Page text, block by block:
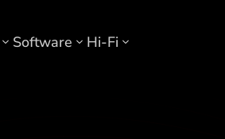
Software Hi-Fi